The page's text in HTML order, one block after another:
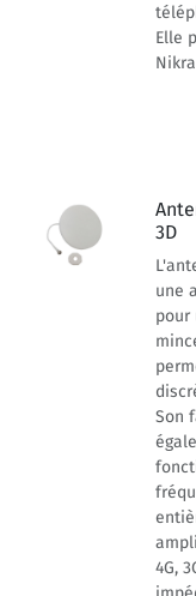
Elle
3D
une
pour
Son
4G,